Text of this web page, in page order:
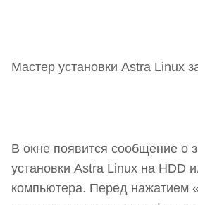
Мастер установки Astra Linux
В окне появится сообщение о
установки Astra Linux на HDD
компьютера. Перед нажатием